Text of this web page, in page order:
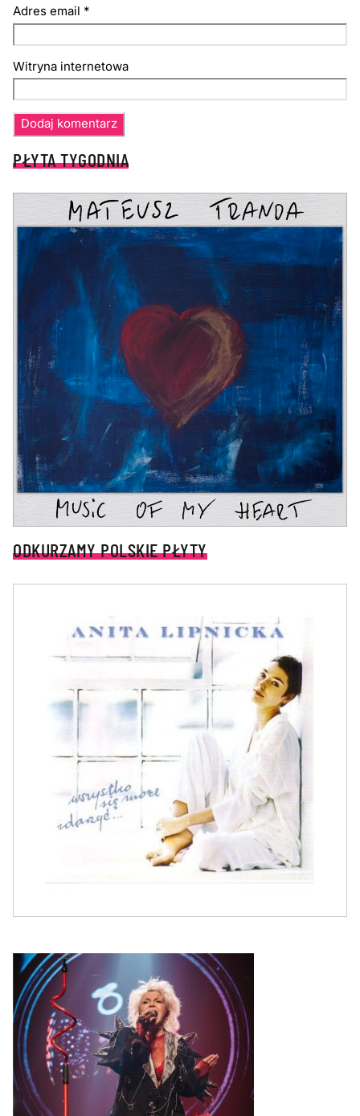
Adres email *
Witryna internetowa
PŁYTA TYGODNIA
ODKURZAMY POLSKIE PŁYTY